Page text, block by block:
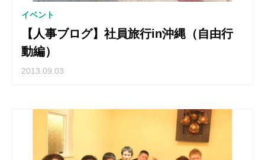
イベント
【人事ブログ】社員旅行in沖縄（自由行
動編）
2013.09.03